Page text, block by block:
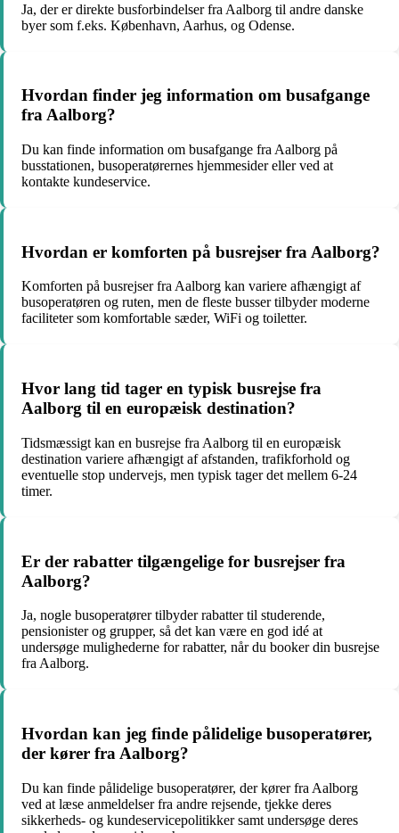
Ja, der er direkte busforbindelser fra Aalborg til andre danske
byer som f.eks. København, Aarhus, og Odense.
Hvordan finder jeg information om busafgange
fra Aalborg?
Du kan finde information om busafgange fra Aalborg på
busstationen, busoperatørernes hjemmesider eller ved at
kontakte kundeservice.
Hvordan er komforten på busrejser fra Aalborg?
Komforten på busrejser fra Aalborg kan variere afhængigt af
busoperatøren og ruten, men de fleste busser tilbyder moderne
faciliteter som komfortable sæder, WiFi og toiletter.
Hvor lang tid tager en typisk busrejse fra
Aalborg til en europæisk destination?
Tidsmæssigt kan en busrejse fra Aalborg til en europæisk
destination variere afhængigt af afstanden, trafikforhold og
eventuelle stop undervejs, men typisk tager det mellem 6-24
timer.
Er der rabatter tilgængelige for busrejser fra
Aalborg?
Ja, nogle busoperatører tilbyder rabatter til studerende,
pensionister og grupper, så det kan være en god idé at
undersøge mulighederne for rabatter, når du booker din busrejse
fra Aalborg.
Hvordan kan jeg finde pålidelige busoperatører,
der kører fra Aalborg?
Du kan finde pålidelige busoperatører, der kører fra Aalborg
ved at læse anmeldelser fra andre rejsende, tjekke deres
sikkerheds- og kundeservicepolitikker samt undersøge deres